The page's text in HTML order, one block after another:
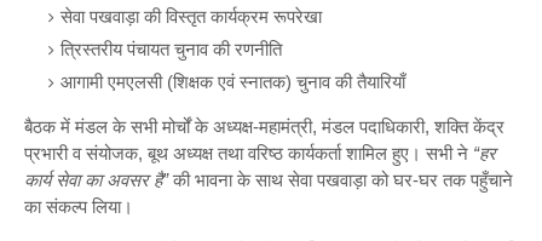
सेवा पखवाड़ा की विस्तृत कार्यक्रम रूपरेखा
त्रिस्तरीय पंचायत चुनाव की रणनीति
आगामी एमएलसी (शिक्षक एवं स्नातक) चुनाव की तैयारियाँ
बैठक में मंडल के सभी मोर्चों के अध्यक्ष-महामंत्री, मंडल पदाधिकारी, शक्ति केंद्र
प्रभारी व संयोजक, बूथ अध्यक्ष तथा वरिष्ठ कार्यकर्ता शामिल हुए। सभी ने “हर
कार्य सेवा का अवसर है”की भावना के साथ सेवा पखवाड़ा को घर-घर तक पहुँचाने
का संकल्प लिया।